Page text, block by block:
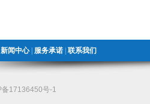
新闻中心| 服务承诺 联系我们
备17136450号-1